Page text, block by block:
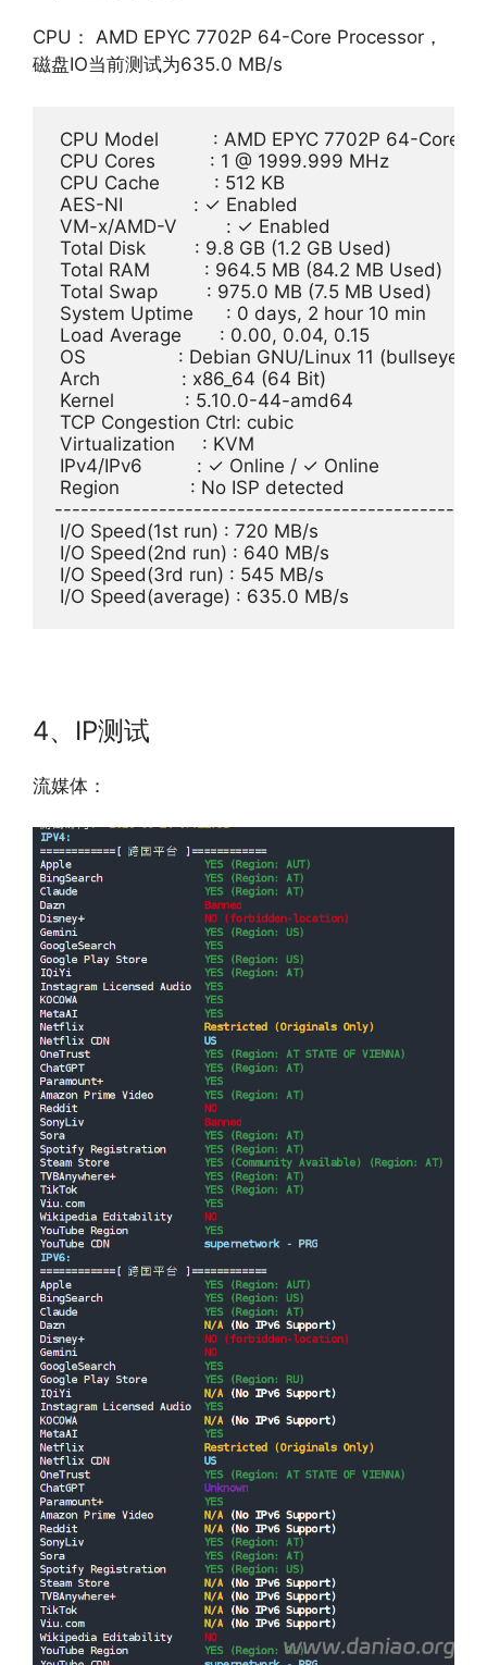
CPU： AMD EPYC 7702P 64-Core Processor，
磁盘IO当前测试为635.0 MB/s
CPU Model          : AMD EPYC 7702P 64-Core
CPU Cores          : 1 @ 1999.999 MHz
CPU Cache          : 512 KB
AES-NI             : ✓ Enabled
VM-x/AMD-V         : ✓ Enabled
Total Disk         : 9.8 GB (1.2 GB Used)
Total RAM          : 964.5 MB (84.2 MB Used)
Total Swap         : 975.0 MB (7.5 MB Used)
System Uptime      : 0 days, 2 hour 10 min
Load Average       : 0.00, 0.04, 0.15
OS                 : Debian GNU/Linux 11 (bullseye)
Arch               : x86_64 (64 Bit)
Kernel             : 5.10.0-44-amd64
TCP Congestion Ctrl: cubic
Virtualization     : KVM
IPv4/IPv6          : ✓ Online / ✓ Online
Region             : No ISP detected
I/O Speed(1st run) : 720 MB/s
I/O Speed(2nd run) : 640 MB/s
I/O Speed(3rd run) : 545 MB/s
4、IP测试
流媒体：